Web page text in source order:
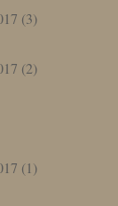
(3)
(2)
(1)